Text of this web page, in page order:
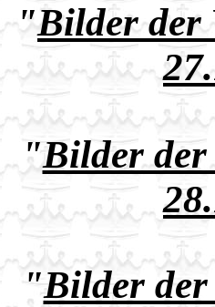
"Bilder der
"Bilder der
"Bilder der